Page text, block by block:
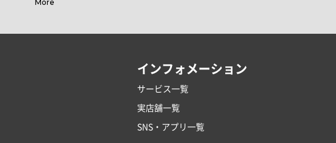
More
インフォメーション
サービス一覧
実店舗一覧
SNS・アプリ一覧